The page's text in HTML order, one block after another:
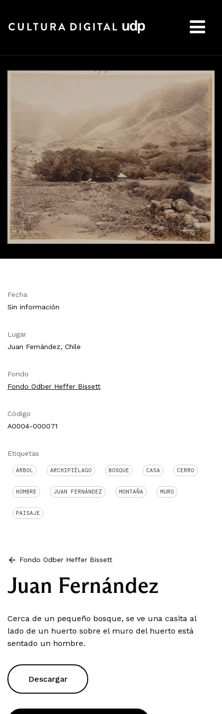
Fecha
Sin información
Lugar
Juan Fernández, Chile
Fondo
Fondo Odber Heffer Bissett
Código
A0004-000071
Etiquetas
ÁRBOL ARCHIPIÉLAGO BOSQUE CASA CERRO
HOMBRE JUAN FERNÁNDEZ MONTAÑA MURO
PAISAJE
Fondo Odber Heffer Bissett
Juan Fernández
Cerca de un pequeño bosque, se ve una casita al
lado de un huerto sobre el muro del huerto está
sentado un hombre.
Descargar